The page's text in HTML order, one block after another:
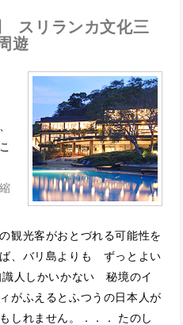
リランカ文化三
遊
観光客がおとづれる可能性を
、バリ島よりも ずっとよい
人しかいかない 秘境のイ
がふ えるとふつうの日本人が
しれません。．．．
たのし